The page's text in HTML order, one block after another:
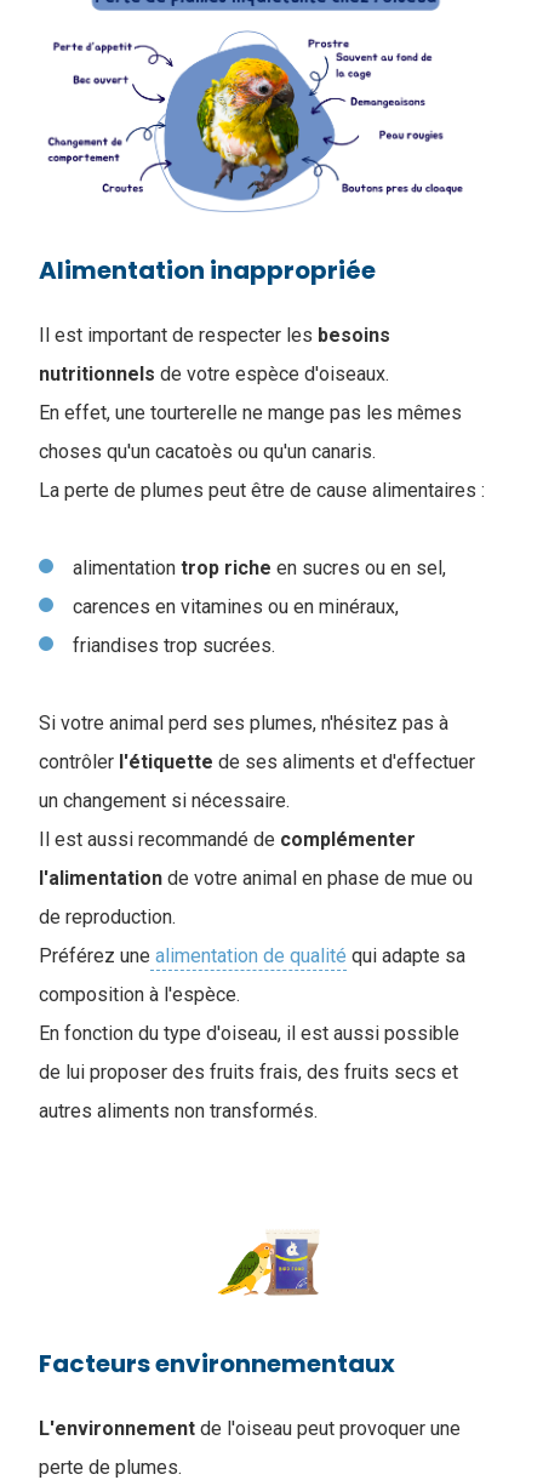
Alimentation inappropriée
Il est important de respecter les besoins
nutritionnels de votre espèce d'oiseaux.
En effet, une tourterelle ne mange pas les mêmes
choses qu'un cacatoès ou qu'un canaris.
La perte de plumes peut être de cause alimentaires :
alimentation trop riche en sucres ou en sel,
carences en vitamines ou en minéraux,
friandises trop sucrées.
Si votre animal perd ses plumes, n'hésitez pas à
contrôler l'étiquette de ses aliments et d'effectuer
un changement si nécessaire.
Il est aussi recommandé de complémenter
l'alimentation de votre animal en phase de mue ou
de reproduction.
Préférez une alimentation de qualité qui adapte sa
composition à l'espèce.
En fonction du type d'oiseau, il est aussi possible
de lui proposer des fruits frais, des fruits secs et
autres aliments non transformés.
Facteurs environnementaux
L'environnement de l'oiseau peut provoquer une
perte de plumes.